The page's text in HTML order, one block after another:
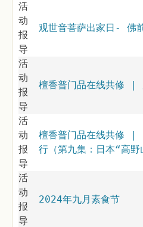
活
动
报
导
观世音菩萨出家日- 佛
活
动
报
导
檀香普门品在线共修 |
活
动
报
导
檀香普门品在线共修 |
行（第九集：日本“高野
活
动
报
导
2024年九月素食节